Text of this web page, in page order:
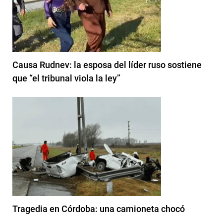
Causa Rudnev: la esposa del líder ruso sostiene
que “el tribunal viola la ley”
Tragedia en Córdoba: una camioneta chocó